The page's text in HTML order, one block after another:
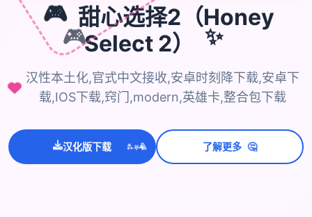
🎮
🎮 甜心选择2（Honey
Select 2）
✨
汉性本土化,官式中文接收,安卓时刻降下载,安卓下
载,IOS下载,窍门,modern,英雄卡,整合包下载
汉化版下载 ✨⭐💫 了解更多 🤔